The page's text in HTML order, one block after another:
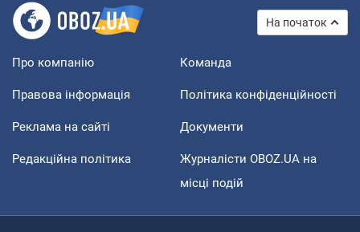
На початок
Про компанію Команда
Правова інформація Політика конфіденційності
Реклама на сайті Документи
Редакційна політика
Журналісти OBOZ.UA на
місці подій